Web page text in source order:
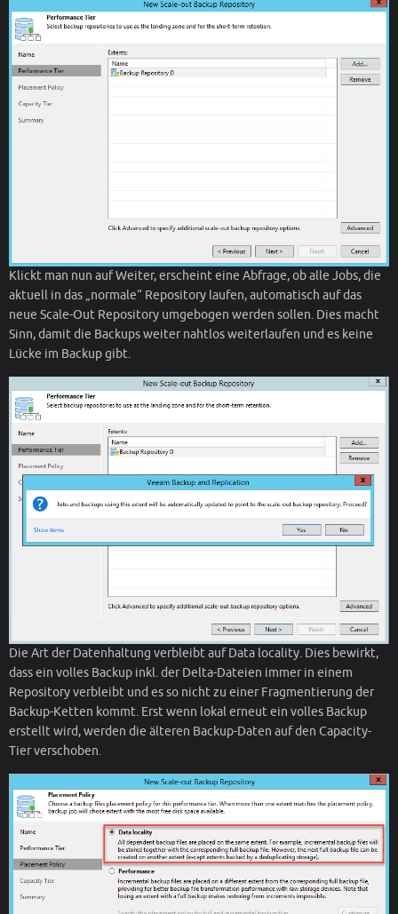
Klickt man nun auf Weiter, erscheint eine Abfrage, ob alle Jobs, die
aktuell in das „normale“ Repository laufen, automatisch auf das
neue Scale-Out Repository umgebogen werden sollen. Dies macht
Sinn, damit die Backups weiter nahtlos weiterlaufen und es keine
Lücke im Backup gibt.
Die Art der Datenhaltung verbleibt auf Data locality. Dies bewirkt,
dass ein volles Backup inkl. der Delta-Dateien immer in einem
Repository verbleibt und es so nicht zu einer Fragmentierung der
Backup-Ketten kommt. Erst wenn lokal erneut ein volles Backup
erstellt wird, werden die älteren Backup-Daten auf den Capacity-
Tier verschoben.